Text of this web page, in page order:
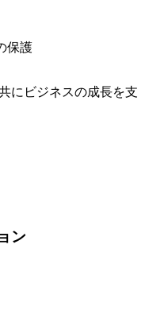
保護
にビジネスの成長を支
ン